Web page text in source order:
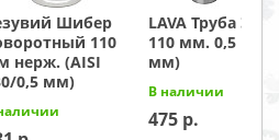
Шибер
110
нерж. (AISI
0,5 мм)
LAVA Труба
110 мм. 0,5 м.
мм)
В наличии
475